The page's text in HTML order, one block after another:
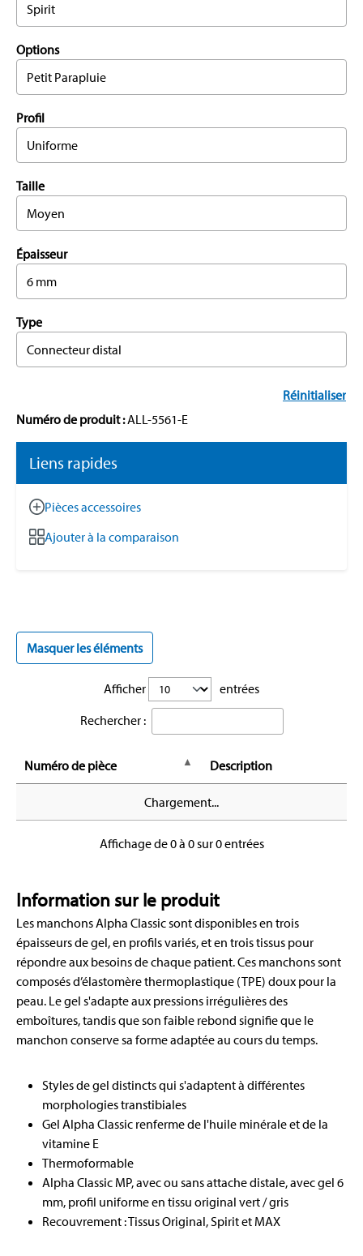
Spirit
Options
Petit Parapluie
Profil
Uniforme
Taille
Moyen
Épaisseur
6 mm
Type
Connecteur distal
Réinitialiser
Numéro de produit :ALL-5561-E
Liens rapides
Pièces accessoires
Ajouter à la comparaison
Masquer les éléments
Afficher
entrées
Rechercher :
Numéro de pièce Description
Chargement...
Affichage de 0 à 0 sur 0 entrées
Information sur le produit
Les manchons Alpha Classic sont disponibles en trois
épaisseurs de gel, en profils variés, et en trois tissus pour
répondre aux besoins de chaque patient. Ces manchons sont
composés d’élastomère thermoplastique (TPE) doux pour la
peau. Le gel s'adapte aux pressions irrégulières des
emboîtures, tandis que son faible rebond signifie que le
manchon conserve sa forme adaptée au cours du temps.
Styles de gel distincts qui s'adaptent à différentes
morphologies transtibiales
Gel Alpha Classic renferme de l'huile minérale et de la
vitamine E
Thermoformable
Alpha Classic MP, avec ou sans attache distale, avec gel 6
mm, profil uniforme en tissu original vert / gris
Recouvrement : Tissus Original, Spirit et MAX